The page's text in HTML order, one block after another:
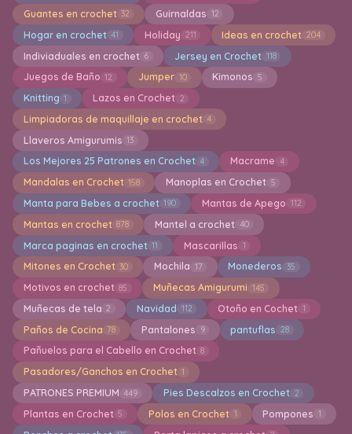
Guantes en crochet 32 Guirnaldas 12
Hogar en crochet 41 Holiday 211 Ideas en crochet 204
Indiviaduales en crochet 6 Jersey en Crochet 118
Juegos de Baño 12 Jumper 10 Kimonos 5
Knitting 1 Lazos en Crochet 2
Limpiadoras de maquillaje en crochet 4
Llaveros Amigurumis 13
Los Mejores 25 Patrones en Crochet 4 Macrame 4
Mandalas en Crochet 158 Manoplas en Crochet 5
Manta para Bebes a crochet 190 Mantas de Apego 112
Mantas en crochet 878 Mantel a crochet 40
Marca paginas en crochet 11 Mascarillas 1
Mitones en Crochet 30 Mochila 17 Monederos 35
Motivos en crochet 85 Muñecas Amigurumi 145
Muñecas de tela 2 Navidad 112 Otoño en Cochet 1
Paños de Cocina 78 Pantalones 9 pantuflas 28
Pañuelos para el Cabello en Crochet 8
Pasadores/Ganchos en Crochet 1
PATRONES PREMIUM 449 Pies Descalzos en Crochet 2
Plantas en Crochet 5 Polos en Crochet 1 Pompones 1